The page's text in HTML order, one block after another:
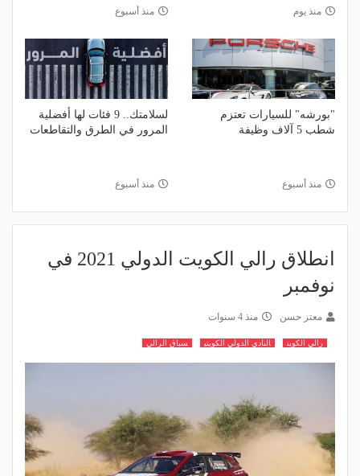
منذ يوم منذ أسبوع
"بورشه" للسيارات تعتزم
شطب 5 آلاف وظيفة
منذ أسبوع
لسلامتك.. 9 فئات لها أفضلية
المرور في الطرق والتقاطعات
منذ أسبوع
انطلاق رالي الكويت الدولي 2021 في
نوفمبر
معتز حسن منذ 4 سنوات
رالي الكويت النادي الدولي الكويتي سباق الرالي